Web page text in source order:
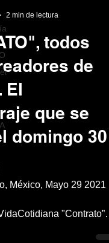
2 min de lectura
todos
de
El
que se
domingo 30
México, Mayo 29 2021
"Contrato”